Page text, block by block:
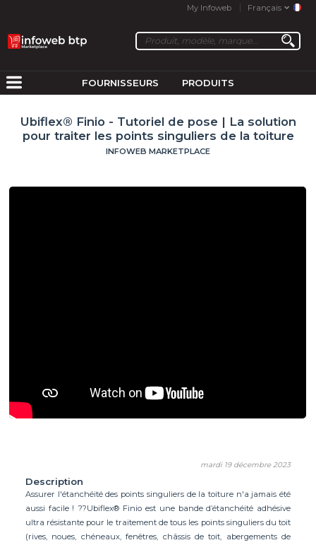
My Infoweb Français
FOURNISSEURS PRODUITS
Ubiflex® Finio - Tutoriel de pose | La solution
pour traiter les points singuliers de la toiture
INFOWEB MARKETPLACE
mardi 19 décembre 2023
Description
Assurer l'étanchéité des points singuliers de la toiture n'a jamais été
aussi facile ! ??Ubiflex® Finio est une bande d’étanchéité adhésive
ultra résistante pour le traitement de tous les points singuliers du toit
(rives, noues, chéneaux, fenêtres, châssis de toit, abergements de